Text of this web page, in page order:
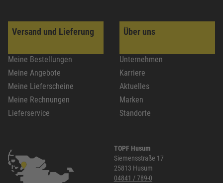
Versand und Lieferung
Meine Bestellungen
Meine Angebote
Meine Lieferscheine
Meine Rechnungen
Lieferservice
Über uns
Unternehmen
Karriere
Aktuelles
Marken
Standorte
TOPF Husum
Siemensstraße 17
25813 Husum
04841 / 789-0